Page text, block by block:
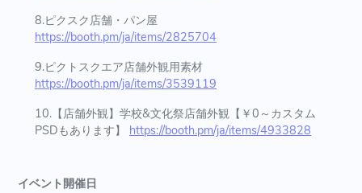
8.ピクスク店舗・パン屋
https://booth.pm/ja/items/2825704
9.ピクトスクエア店舗外観用素材
https://booth.pm/ja/items/3539119
10.【店舗外観】学校&文化祭店舗外観【￥0～カスタム
PSDもあります】 https://booth.pm/ja/items/4933828
イベント開催日